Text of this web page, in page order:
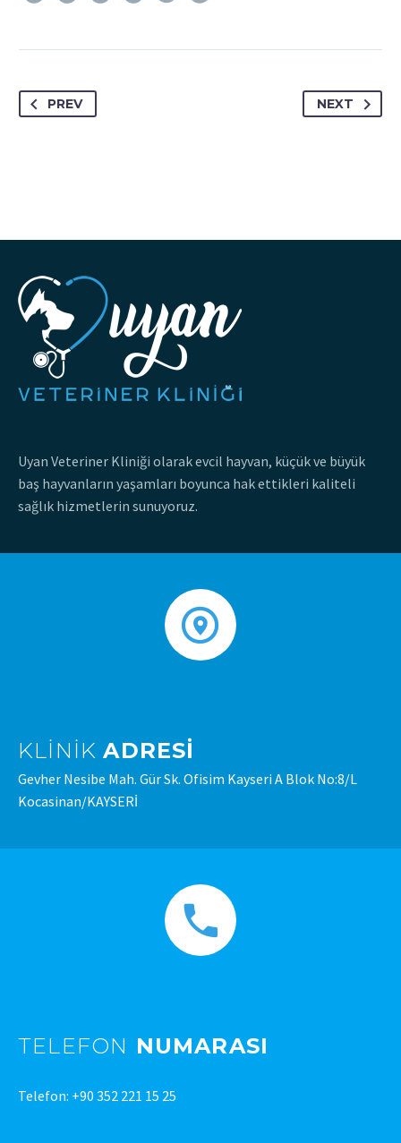
PREV NEXT
Uyan Veteriner Kliniği olarak evcil hayvan, küçük ve büyük
baş hayvanların yaşamları boyunca hak ettikleri kaliteli
sağlık hizmetlerin sunuyoruz.
KLINIKADRESI
Gevher Nesibe Mah. Gür Sk. Ofisim Kayseri A Blok No:8/L
Kocasinan/KAYSERİ
TELEFON NUMARASI
Telefon: +90 352 221 15 25